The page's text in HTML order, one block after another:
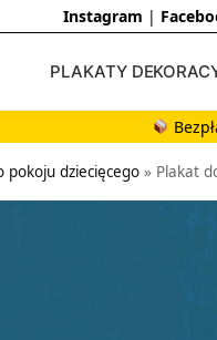
Instagram |
PLAKATY
pokoju dziecięcego » Plakat